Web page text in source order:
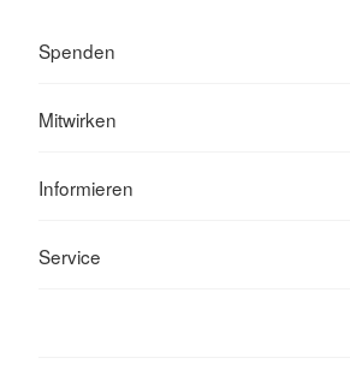
Spenden
Mitwirken
Informieren
Service